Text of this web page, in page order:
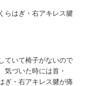
らはぎ・右アキレス腱
ていて椅子がないので
気づいた時には首・
ぎ・右アキレス腱が痛